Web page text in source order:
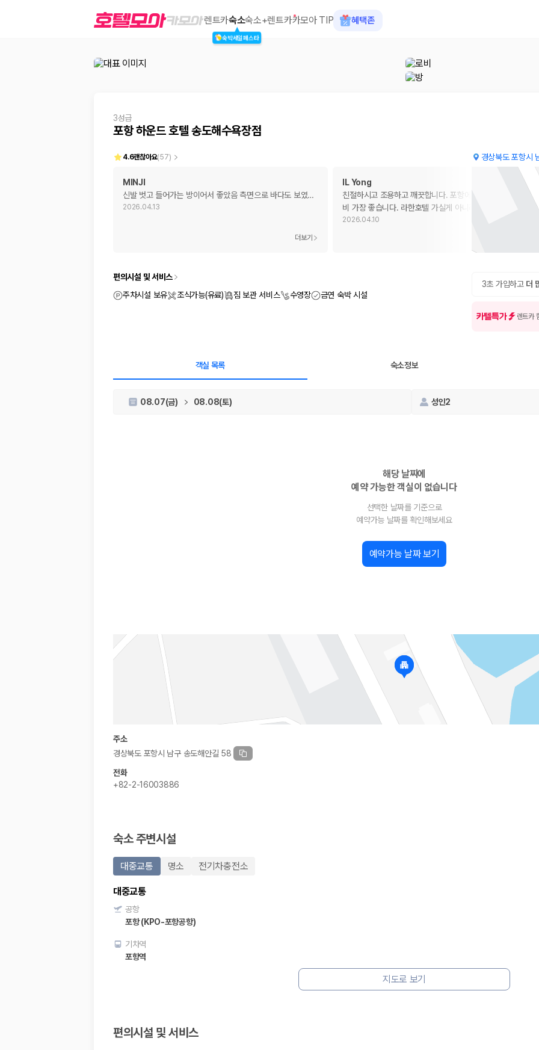
포항 하운드 호텔 송도해수욕장점
제주렌트카 가격비교는 카모아에서 한 번에
제주도 렌트카는 업체마다 차량 가격, 보험 조건, 면책금, 보상 한도, 인수 장소, 취소 규정이 다릅니다. 카모아는 여러 제주 렌트카 업체의 조건을 한
경차, 소형, 준중형, 중형, SUV, 승합차 등 여행 인원에 맞는 차종별 가격을 비교합니다.
일반자차, 완전자차, 슈퍼자차의 면책금과 보상 한도를 비교합니다.
제주공항 인수 조건 비교:셔틀 이동, 인수 위치, 반납 편의성을 함께 확인합니다.
1. 단순 최저가가 아니라 실제 결제 조건을 비교하세요
제주렌트카 최저가는 차량 기본요금만으로 판단하기 어렵습니다. 보험 포함 여부, 면책금, 보상 한도, 옵션 비용, 취소 수수료를 함께 확인해야 실제로
혼자 또는 2인 여행에 적합하며 제주 렌트카 최저가를 찾는 사용자가 가장 먼저 비교하는 차종입니다.
단체 여행이나 4인 이상 가족 여행에 적합하며 인원수, 짐 공간, 보험 조건을 함께 확인해야 합니다.
제주렌트카 보험까지 비교해야 진짜 가격비교입니다
동일한 차량이라도 보험 조건에 따라 실제 부담 금액이 달라질 수 있습니다. 카모아는 제주 렌트카 가격뿐 아니라 일반자차, 완전자차, 슈퍼자차 조건
사고 발생 시 일정 금액의 면책금이 발생할 수 있습니다.
보상 한도 내에서 면책금 부담이 줄어드는 보험 조건입니다.
2000만 고객이 선택한 렌트카 가격비교 플랫폼
카모아는 제주렌트카부터 국내·해외 렌트카까지 비교할 수 있는 렌트카 가격비교 플랫폼입니다.
제주렌트카 가격비교 자주 묻는 질문
A. 대여일, 반납일, 인수 지역을 선택하면 제주도 렌트카 업체별 가격, 차종, 보험 조건, 예약 가능 차량을 한 번에 비교할 수 있습니다.
Q. 제주 렌트카 최저가는 무엇을 기준으로 비교해야 하나요?
렌트카숙소
숙박세일페스타
숙소+렌트카카모아 TIP 혜택존
3성급
포항 하운드 호텔 송도해수욕장점
경상북도 포항시
4.6괜찮아요(57)
MINJI
신발 벗고 들어가는 방이어서 좋았음 측면으로 바다도 보였…
2026.04.13
더보기
IL Yong
친절하시고 조용하고 깨끗합니다. 포항에 있는 호텔중 가격대
비 가장 좋습니다. 라한호텔 가실게 아니라면 여기를 선택하
2026.04.10
3초 가입하고 더
카텔특가 렌트카
편의시설 및 서비스
주차시설 보유
조식가능(유료) 짐 보관 서비스 수영장 금연 숙박 시설
객실 목록 숙소정보
08.07(금) 08.08(토) 성인2
해당 날짜에
예약 가능한 객실이 없습니다
선택한 날짜를 기준으로
예약가능 날짜를 확인해보세요
예약가능 날짜 보기
주소
경상북도 포항시 남구 송도해안길 58
전화
+82-2-16003886
숙소 주변시설
대중교통 명소 전기차충전소
대중교통
공항
포항 (KPO-포항공항)
기차역
포항역
지도로 보기
편의시설 및 서비스